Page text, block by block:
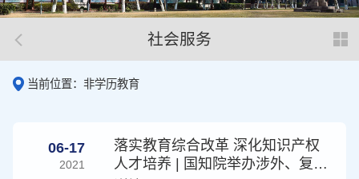
社会服务
当前位置：非学历教育
06-17
2021
落实教育综合改革 深化知识产权
人才培养 | 国知院举办涉外、复合